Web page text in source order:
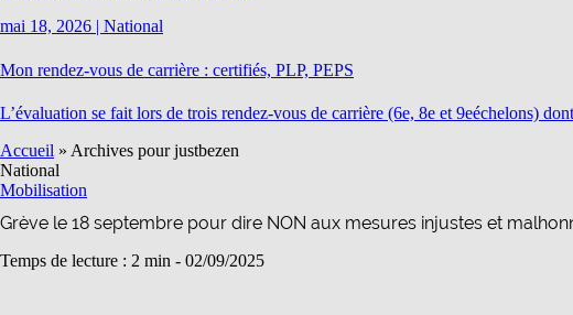
mai 18, 2026 | National
Mon rendez-vous de carrière : certifiés, PLP, PEPS
L’évaluation se fait lors de trois rendez-vous de carrière (6e, 8e et 9eéchelons)
Accueil » Archives pour justbezen
National
Mobilisation
Grève le 18 septembre pour dire NON aux mesures injustes et
Temps de lecture : 2 min - 02/09/2025